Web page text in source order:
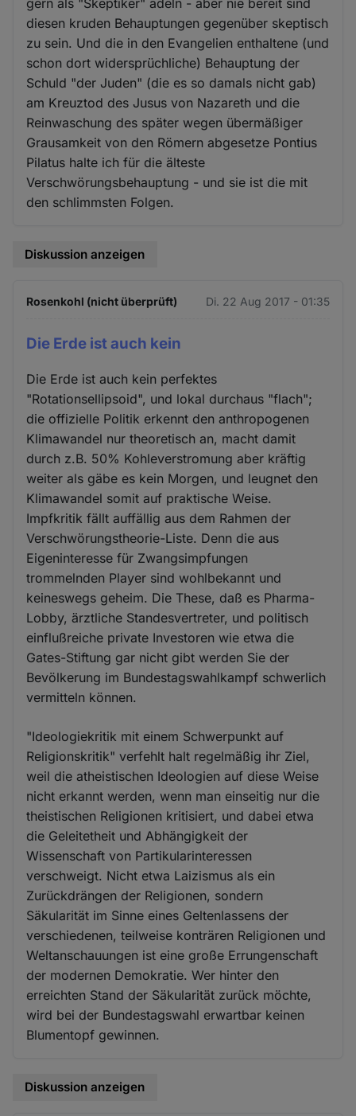
gern als "Skeptiker" adeln - aber nie bereit sind
diesen kruden Behauptungen gegenüber skeptisch
zu sein. Und die in den Evangelien enthaltene (und
schon dort widersprüchliche) Behauptung der
Schuld "der Juden" (die es so damals nicht gab)
am Kreuztod des Jusus von Nazareth und die
Reinwaschung des später wegen übermäßiger
Grausamkeit von den Römern abgesetze Pontius
Pilatus halte ich für die älteste
Verschwörungsbehauptung - und sie ist die mit
den schlimmsten Folgen.
Diskussion anzeigen
Rosenkohl (nicht überprüft) Di. 22 Aug 2017 - 01:35
Die Erde ist auch kein
Die Erde ist auch kein perfektes
"Rotationsellipsoid", und lokal durchaus "flach";
die offizielle Politik erkennt den anthropogenen
Klimawandel nur theoretisch an, macht damit
durch z.B. 50% Kohleverstromung aber kräftig
weiter als gäbe es kein Morgen, und leugnet den
Klimawandel somit auf praktische Weise.
Impfkritik fällt auffällig aus dem Rahmen der
Verschwörungstheorie-Liste. Denn die aus
Eigeninteresse für Zwangsimpfungen
trommelnden Player sind wohlbekannt und
keineswegs geheim. Die These, daß es Pharma-
Lobby, ärztliche Standesvertreter, und politisch
einflußreiche private Investoren wie etwa die
Gates-Stiftung gar nicht gibt werden Sie der
Bevölkerung im Bundestagswahlkampf schwerlich
vermitteln können.
"Ideologiekritik mit einem Schwerpunkt auf
Religionskritik" verfehlt halt regelmäßig ihr Ziel,
weil die atheistischen Ideologien auf diese Weise
nicht erkannt werden, wenn man einseitig nur die
theistischen Religionen kritisiert, und dabei etwa
die Geleitetheit und Abhängigkeit der
Wissenschaft von Partikularinteressen
verschweigt. Nicht etwa Laizismus als ein
Zurückdrängen der Religionen, sondern
Säkularität im Sinne eines Geltenlassens der
verschiedenen, teilweise konträren Religionen und
Weltanschauungen ist eine große Errungenschaft
der modernen Demokratie. Wer hinter den
erreichten Stand der Säkularität zurück möchte,
wird bei der Bundestagswahl erwartbar keinen
Blumentopf gewinnen.
Diskussion anzeigen